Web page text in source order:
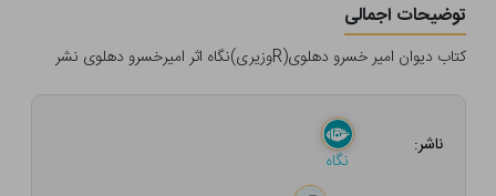
توضیحات اجمالی
کتاب دیوان امیر خسرو دهلوی(Rوزیری)نگاه اثر امیرخسرو دهلوی نشر
ناشر:
نگاه